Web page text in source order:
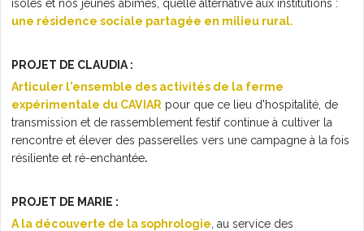
isolés et nos jeunes abimés, quelle alternative aux institutions :
une résidence sociale partagée en milieu rural.
PROJET DE CLAUDIA :
Articuler l'ensemble des activités de la ferme
expérimentale du CAVIAR pour que ce lieu d'hospitalité, de
transmission et de rassemblement festif continue à cultiver la
rencontre et élever des passerelles vers une campagne à la fois
résiliente et ré-enchantée.
PROJET DE MARIE :
A la découverte de la sophrologie , au service des